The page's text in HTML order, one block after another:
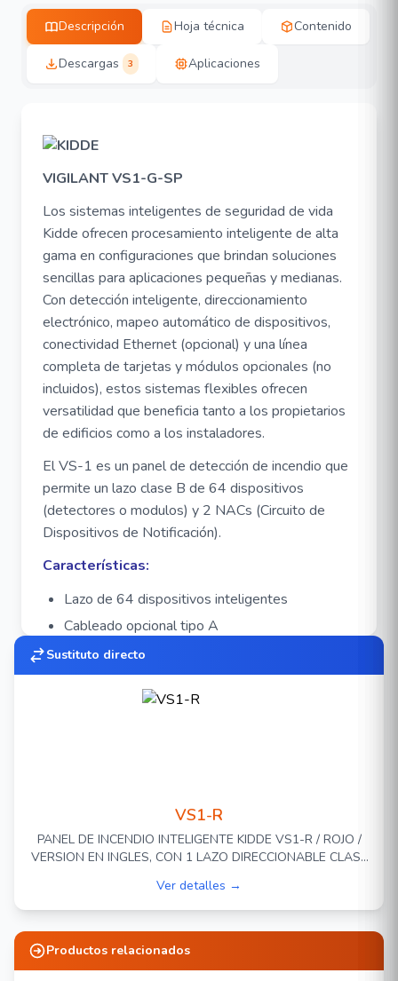
Descripción Hoja técnica Contenido
Descargas 3 Aplicaciones
VIGILANT VS1-G-SP
Los sistemas inteligentes de seguridad de vida
Kidde ofrecen procesamiento inteligente de alta
gama en configuraciones que brindan soluciones
sencillas para aplicaciones pequeñas y medianas.
Con detección inteligente, direccionamiento
electrónico, mapeo automático de dispositivos,
conectividad Ethernet (opcional) y una línea
completa de tarjetas y módulos opcionales (no
incluidos), estos sistemas flexibles ofrecen
versatilidad que beneficia tanto a los propietarios
de edificios como a los instaladores.
El VS-1 es un panel de detección de incendio que
permite un lazo clase B de 64 dispositivos
(detectores o modulos) y 2 NACs (Circuito de
Dispositivos de Notificación).
Características:
Lazo de 64 dispositivos inteligentes
Cableado opcional tipo A
Dos Lazos clase B para NACs
Direccionamiento electrónico y mapeo
Compatible con la serie de detectores KI
Pantalla retroiluminada de 4 x 20 carácteres.
Consumo de corriente de panel reposo 155
mA - Alarma 204 mA
Sustituto directo
VS1-R
PANEL DE INCENDIO INTELIGENTE KIDDE VS1-R / ROJO /
VERSION EN INGLES, CON 1 LAZO DIRECCIONABLE CLASE
ALIMENTACION 110/120 VCA, CAPACIDAD PARA 2
BATERIAS DE 12V 10AH
Ver detalles →
Productos relacionados